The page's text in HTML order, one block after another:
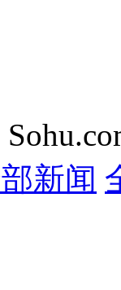
新闻